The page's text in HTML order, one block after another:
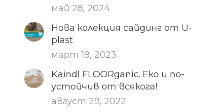
май 28, 2024
Нова колекция сайдинг от U-
plast
март 19, 2023
Kaindl FLOORganic. Еко и по-
устойчив от всякога!
август 29, 2022